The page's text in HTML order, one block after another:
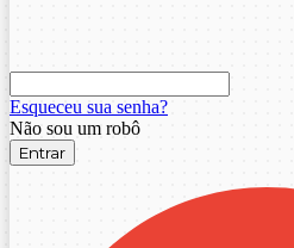
Esqueceu sua senha?
Não sou um robô
Entrar